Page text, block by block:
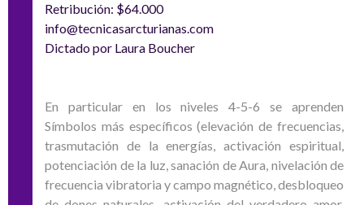
Retribución: $64.000
info@tecnicasarcturianas.com
Dictado por Laura Boucher
En particular en los niveles 4-5-6 se aprenden
Símbolos más específicos (elevación de frecuencias,
trasmutación de la energías, activación espiritual,
potenciación de la luz, sanación de Aura, nivelación de
frecuencia vibratoria y campo magnético, desbloqueo